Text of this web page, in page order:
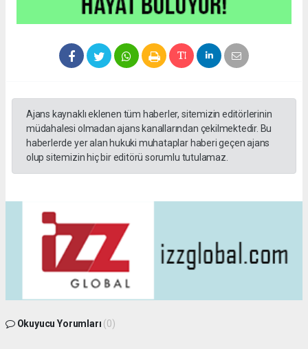
Ajans kaynaklı eklenen tüm haberler, sitemizin editörlerinin
müdahalesi olmadan ajans kanallarından çekilmektedir. Bu
haberlerde yer alan hukuki muhataplar haberi geçen ajans
olup sitemizin hiç bir editörü sorumlu tutulamaz.
Okuyucu Yorumları (0)